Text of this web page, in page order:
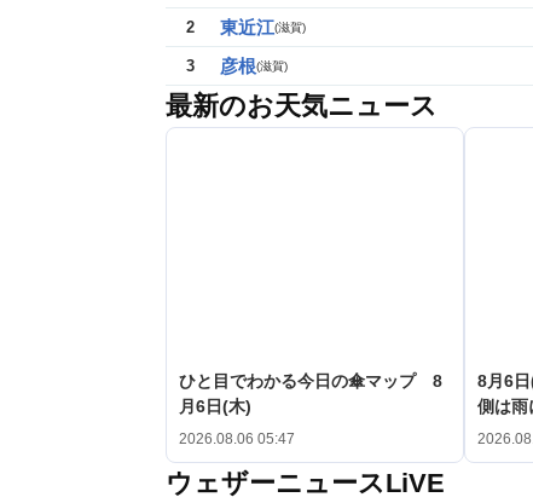
2 東近江(滋賀)
3 彦根(滋賀)
最新のお天気ニュース
ひと目でわかる今日の傘マップ 8
月6日(木)
2026.08.06 05:47
8月6
側は
ウェザーニュースLiVE